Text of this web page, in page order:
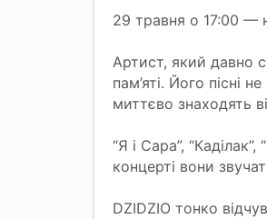
29 травня о 17:00 —
Артист, який давно
пам’яті. Його пісні
миттєво знаходять
“Я і Сара”,
концерті вони
DZIDZIO тонко